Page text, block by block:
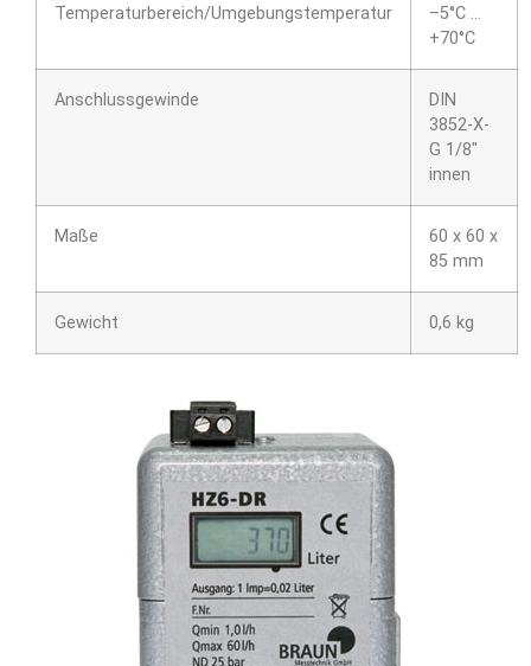
Temperaturbereich/Umgebungstemperatur
–5°C …
+70°C
Anschlussgewinde
DIN
3852-X-
G 1/8″
innen
Maße
60 x 60 x
85 mm
Gewicht 0,6 kg